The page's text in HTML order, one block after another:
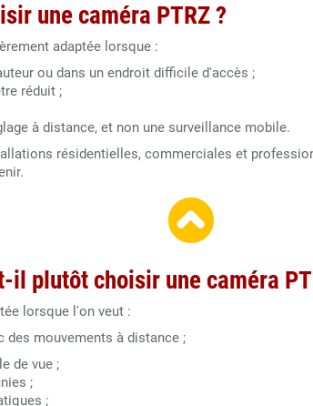
une caméra PTRZ ?
adaptée lorsque :
ou dans un endroit difficile d'accès ;
réduit ;
à distance, et non une surveillance mobile.
résidentielles, commerciales et
il plutôt choisir une caméra
lorsque l'on veut :
des mouvements à distance ;
de vue ;
;
;